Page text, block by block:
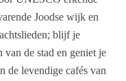
Joodse wijk en
blijf je
van de stad en geniet je
de levendige cafés van